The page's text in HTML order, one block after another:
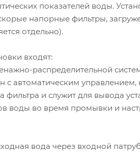
показателей воды.
напорные фильтры,
отдельно).
входят:
распределительной
с автоматическим управлением,
фильтра и служит для вывода
воды во время промывки и
вода через входной